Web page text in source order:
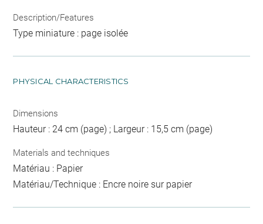
Description/Features
Type miniature : page isolée
PHYSICAL CHARACTERISTICS
Dimensions
Hauteur : 24 cm (page) ; Largeur : 15,5 cm (page)
Materials and techniques
Matériau : Papier
Matériau/Technique : Encre noire sur papier